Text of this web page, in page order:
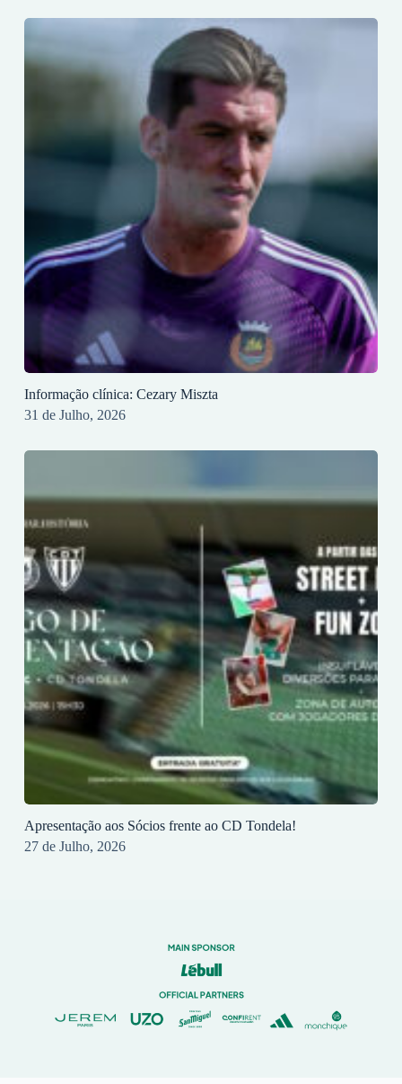
Informação clínica: Cezary Miszta
31 de Julho, 2026
Apresentação aos Sócios frente ao CD Tondela!
27 de Julho, 2026